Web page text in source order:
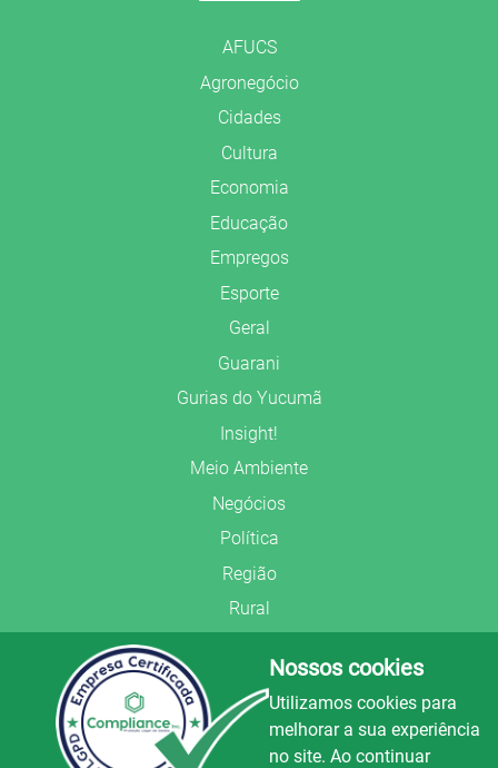
AFUCS
Agronegócio
Cidades
Cultura
Economia
Educação
Empregos
Esporte
Geral
Guarani
Gurias do Yucumã
Insight!
Meio Ambiente
Negócios
Política
Região
Rural
Segurança Pública
União Frederiquense
Nossos cookies
Utilizamos cookies para
melhorar a sua experiência
no site. Ao continuar